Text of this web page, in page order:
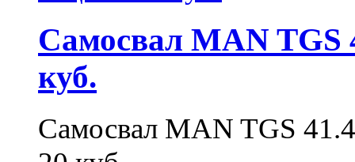
Самосвал MAN TGS
куб.
Самосвал MAN TGS